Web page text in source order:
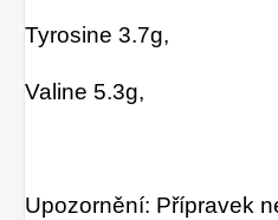
Tyrosine 3.7g,
Valine 5.3g,
Upozornění: Přípravek